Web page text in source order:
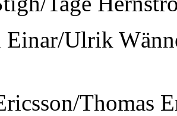
Einar/
Ericsson/